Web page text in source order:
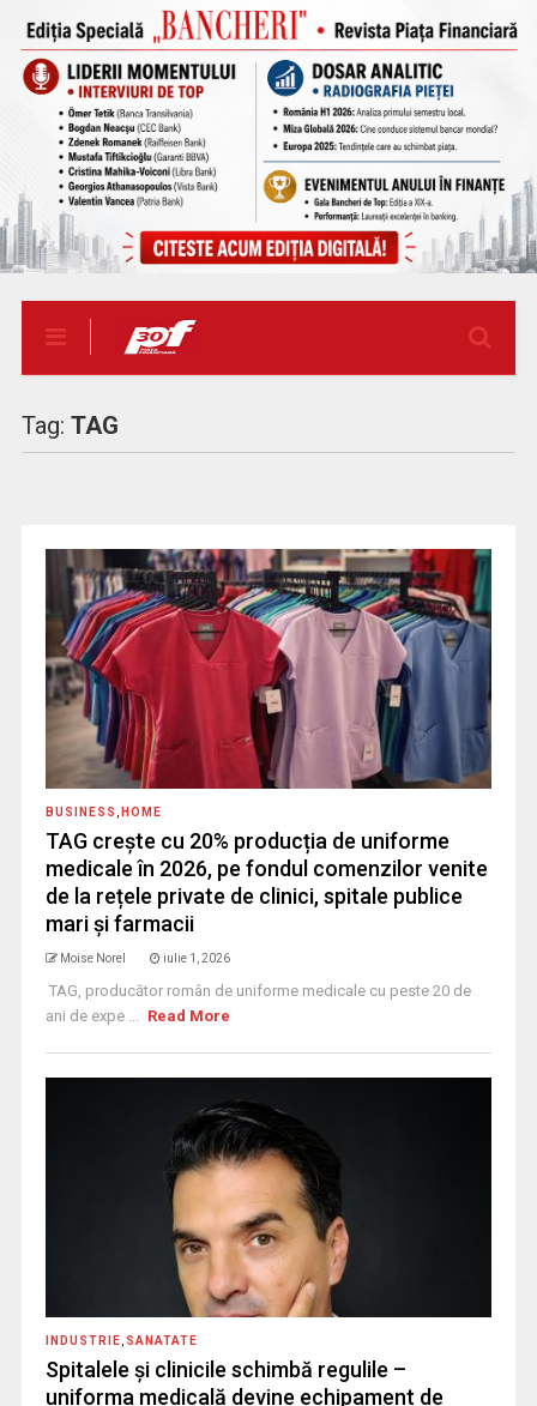
Tag: TAG
BUSINESS HOME
TAG crește cu 20% producția de uniforme
medicale în 2026, pe fondul comenzilor venite
de la rețele private de clinici, spitale publice
mari și farmacii
Moise Norel iulie 1, 2026
TAG, producător român de uniforme medicale cu peste 20 de
ani de expe ... Read More
INDUSTRIE SANATATE
Spitalele și clinicile schimbă regulile –
uniforma medicală devine echipament de